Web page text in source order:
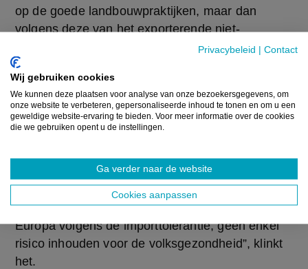
Privacybeleid | Contact
Wij gebruiken cookies
We kunnen deze plaatsen voor analyse van onze bezoekersgegevens, om
onze website te verbeteren, gepersonaliseerde inhoud te tonen en om u een
geweldige website-ervaring te bieden. Voor meer informatie over de cookies
die we gebruiken opent u de instellingen.
Ga verder naar de website
Cookies aanpassen
op de goede landbouwpraktijken, maar dan
volgens deze van het exporterende niet-
Europese land, zo benadrukt Phytofar. “Ook deze
norm houdt rekening met het voedingspatroon
van de verschillende groepen uit onze
samenleving. Importtoleranties kunnen enkel
worden vastgelegd, op voorwaarde dat er wordt
voldaan aan de Europese beoordelingsvereisten,
consumentenrisico om de veiligheid van de
consument te waarborgen. Daarom zal de
consumptie van geïmporteerde producten in
Europa volgens de importtolerantie, geen enkel
risico inhouden voor de volksgezondheid”, klinkt
het.